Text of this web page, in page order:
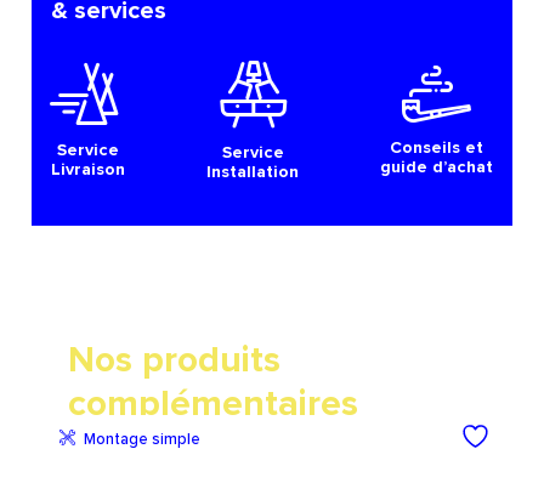
& services
Service
Livraison
Service
Installation
Conseils et
guide d’achat
Nos produits
complémentaires
Montage simple